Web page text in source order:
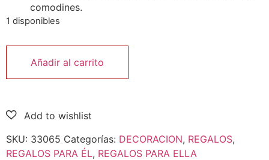
comodines.
1 disponibles
Añadir al carrito
SKU: 33065 Categorías: DECORACION, REGALOS,
REGALOS PARA ÉL, REGALOS PARA ELLA